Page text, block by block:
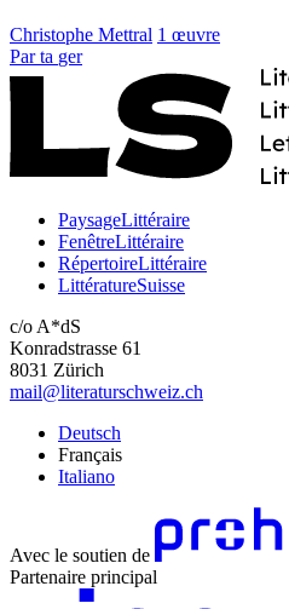
Christophe Mettral 1 œuvre
Par ta ger
PaysageLittéraire
FenêtreLittéraire
RépertoireLittéraire
LittératureSuisse
c/o A*dS
Konradstrasse 61
8031 Zürich
mail@literaturschweiz.ch
Deutsch
Français
Italiano
Avec le soutien de
Partenaire principal